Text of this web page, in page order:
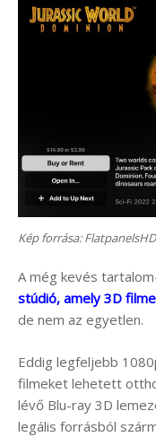
Kép forrása: FlatpanelsHD
A még kevés
stúdió, amely 3D
de nem az egyetlen.
Eddig legfeljebb
filmeket lehetett
lévő Blu-ray 3D
legális forrásból